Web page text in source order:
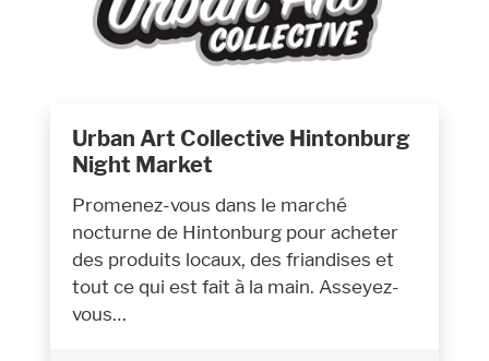
Urban Art Collective Hintonburg
Night Market
Promenez-vous dans le marché
nocturne de Hintonburg pour acheter
des produits locaux, des friandises et
tout ce qui est fait à la main. Asseyez-
vous…